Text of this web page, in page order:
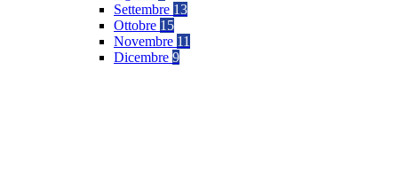
Settembre 13
Ottobre 15
Novembre 11
Dicembre 9